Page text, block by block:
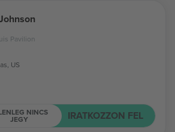
Pavilion
US
NINCS
JEGY IRATKOZZON FEL